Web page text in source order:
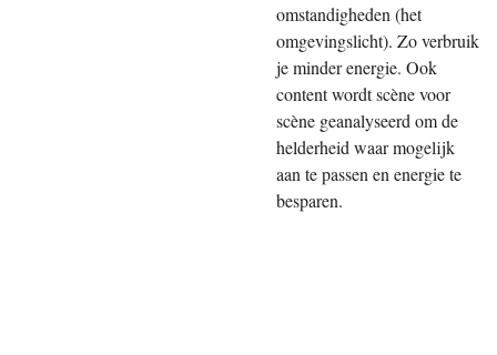
omstandigheden (het
omgevingslicht). Zo verbruik
je minder energie. Ook
content wordt scène voor
scène geanalyseerd om de
helderheid waar mogelijk
aan te passen en energie te
besparen.